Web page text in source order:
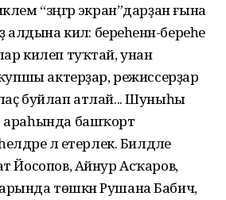
“зәңгәр экран”дарҙан ғына
алдына килә: береһенән-береһе
килеп туҡтай, унан
актерҙар, режиссерҙар
буйлап атлай... Шуныһы
башҡорт
лә етерлек. Билдәле
Йосопов, Айнур Асҡаров,
төшкән Рушана Бабич,